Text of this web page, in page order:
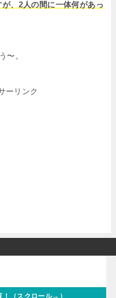
、2人の間に一体何があっ
〜。
ーリンク
（スクロール→）